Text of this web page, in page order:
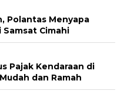
Polantas Menyapa
Cimahi
Pajak Kendaraan di
dan Ramah